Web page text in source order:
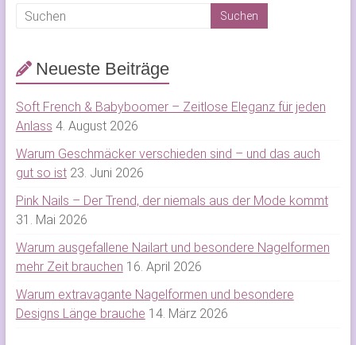
Neueste Beiträge
Soft French & Babyboomer – Zeitlose Eleganz für jeden
Anlass 4. August 2026
Warum Geschmäcker verschieden sind – und das auch
gut so ist 23. Juni 2026
Pink Nails – Der Trend, der niemals aus der Mode kommt
31. Mai 2026
Warum ausgefallene Nailart und besondere Nagelformen
mehr Zeit brauchen 16. April 2026
Warum extravagante Nagelformen und besondere
Designs Länge brauche 14. März 2026